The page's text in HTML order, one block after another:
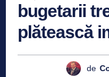
bugetarii
plătească
de